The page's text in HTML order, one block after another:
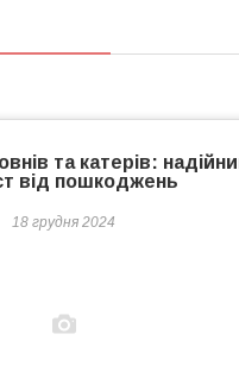
та катерів:
від пошкоджень
18 грудня 2024